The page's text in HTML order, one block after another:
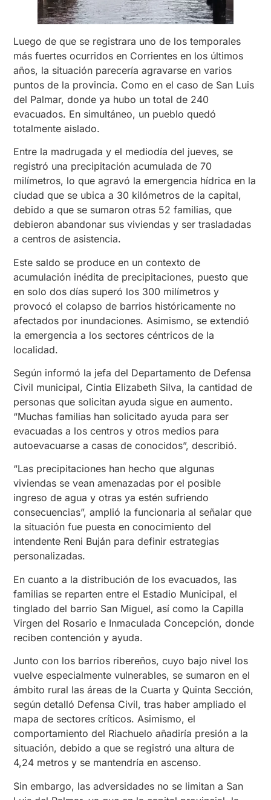
Luego de que se registrara uno de los temporales
más fuertes ocurridos en Corrientes en los últimos
años, la situación parecería agravarse en varios
puntos de la provincia. Como en el caso de San Luis
del Palmar, donde ya hubo un total de 240
evacuados. En simultáneo, un pueblo quedó
totalmente aislado.
Entre la madrugada y el mediodía del jueves, se
registró una precipitación acumulada de 70
milímetros, lo que agravó la emergencia hídrica en la
ciudad que se ubica a 30 kilómetros de la capital,
debido a que se sumaron otras 52 familias, que
debieron abandonar sus viviendas y ser trasladadas
a centros de asistencia.
Este saldo se produce en un contexto de
acumulación inédita de precipitaciones, puesto que
en solo dos días superó los 300 milímetros y
provocó el colapso de barrios históricamente no
afectados por inundaciones. Asimismo, se extendió
la emergencia a los sectores céntricos de la
localidad.
Según informó la jefa del Departamento de Defensa
Civil municipal, Cintia Elizabeth Silva, la cantidad de
personas que solicitan ayuda sigue en aumento.
“Muchas familias han solicitado ayuda para ser
evacuadas a los centros y otros medios para
autoevacuarse a casas de conocidos”, describió.
“Las precipitaciones han hecho que algunas
viviendas se vean amenazadas por el posible
ingreso de agua y otras ya estén sufriendo
consecuencias”, amplió la funcionaria al señalar que
la situación fue puesta en conocimiento del
intendente Reni Buján para definir estrategias
personalizadas.
En cuanto a la distribución de los evacuados, las
familias se reparten entre el Estadio Municipal, el
tinglado del barrio San Miguel, así como la Capilla
Virgen del Rosario e Inmaculada Concepción, donde
reciben contención y ayuda.
Junto con los barrios ribereños, cuyo bajo nivel los
vuelve especialmente vulnerables, se sumaron en el
ámbito rural las áreas de la Cuarta y Quinta Sección,
según detalló Defensa Civil, tras haber ampliado el
mapa de sectores críticos. Asimismo, el
comportamiento del Riachuelo añadiría presión a la
situación, debido a que se registró una altura de
4,24 metros y se mantendría en ascenso.
Sin embargo, las adversidades no se limitan a San